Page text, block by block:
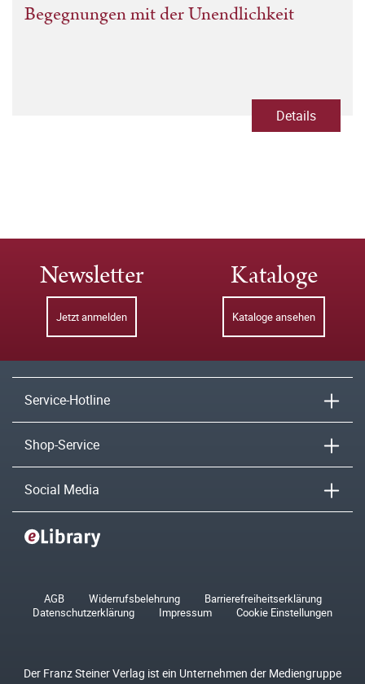
Begegnungen mit der Unendlichkeit
Details
Newsletter
Jetzt anmelden
Kataloge
Kataloge ansehen
Service-Hotline
Shop-Service
Social Media
AGB Widerrufsbelehrung
Barrierefreiheitserklärung
Datenschutzerklärung
Impressum Cookie Einstellungen
Der Franz Steiner Verlag ist ein Unternehmen der Mediengruppe